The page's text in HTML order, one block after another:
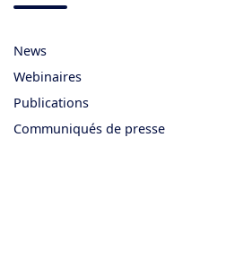
News
Webinaires
Publications
Communiqués de presse